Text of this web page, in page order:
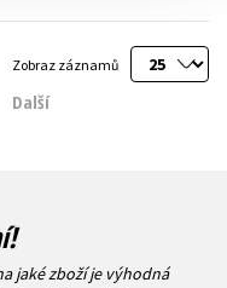
Zobraz záznamů
Další
jaké zboží je výhodná